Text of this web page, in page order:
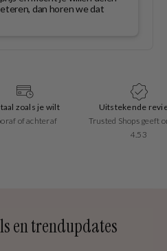
zoals je wilt
of achteraf
Uitstekende
Trusted Shops geeft
4.53
en trendupdates